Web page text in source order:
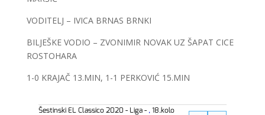
VODITELJ – IVICA BRNAS BRNKI
BILJEŠKE VODIO – ZVONIMIR NOVAK UZ ŠAPAT CICE
ROSTOHARA
1-0 KRAJAČ 13.MIN, 1-1 PERKOVIĆ 15.MIN